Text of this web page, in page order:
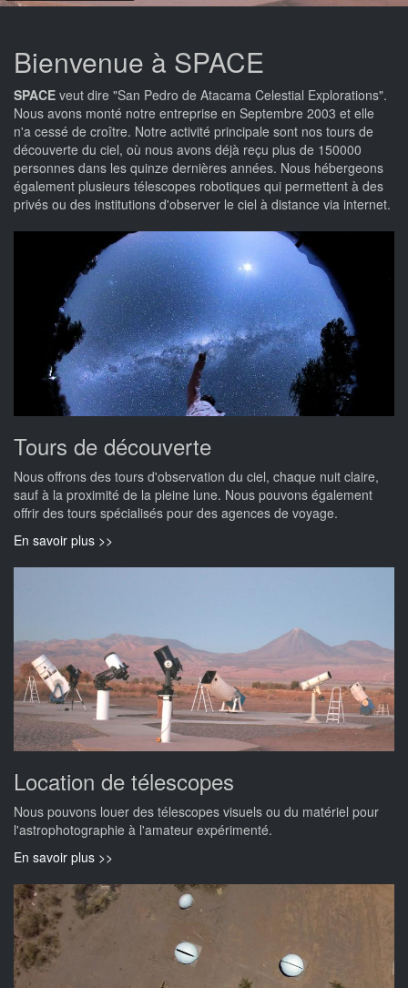
Bienvenue à SPACE
SPACE veut dire "San Pedro de Atacama Celestial Explorations".
Nous avons monté notre entreprise en Septembre 2003 et elle
n'a cessé de croître. Notre activité principale sont nos tours de
découverte du ciel, où nous avons déjà reçu plus de 150000
personnes dans les quinze dernières années. Nous hébergeons
également plusieurs télescopes robotiques qui permettent à des
privés ou des institutions d'observer le ciel à distance via internet.
Tours de découverte
Nous offrons des tours d'observation du ciel, chaque nuit claire,
sauf à la proximité de la pleine lune. Nous pouvons également
offrir des tours spécialisés pour des agences de voyage.
En savoir plus >>
Location de télescopes
Nous pouvons louer des télescopes visuels ou du matériel pour
l'astrophotographie à l'amateur expérimenté.
En savoir plus >>